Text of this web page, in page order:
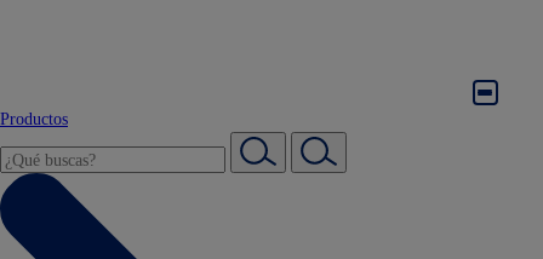
Productos